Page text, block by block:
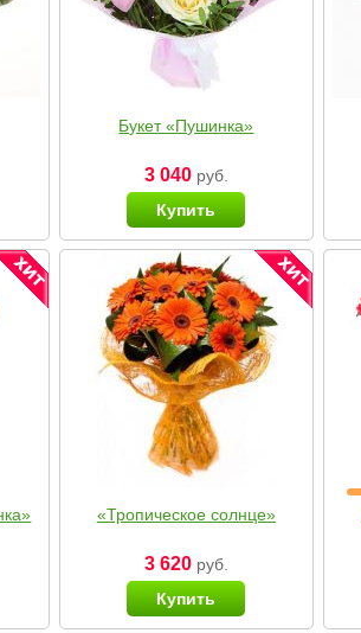
Букет «Пушинка»
3 040руб.
Купить
«Тропическое солнце»
3 620руб.
Купить